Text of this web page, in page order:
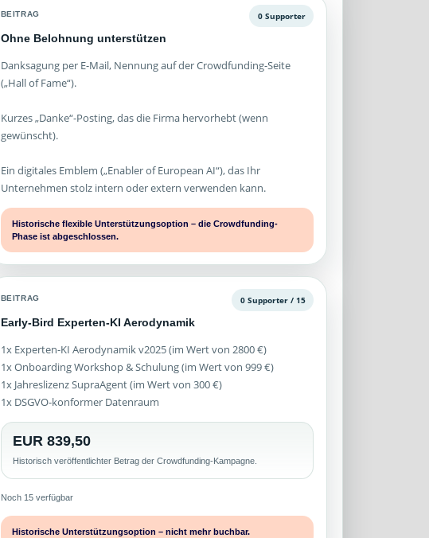
BEITRAG
Ohne Belohnung unterstützen
0 Supporter
Danksagung per E-Mail, Nennung auf der Crowdfunding-Seite
(„Hall of Fame“).
Kurzes „Danke“-Posting, das die Firma hervorhebt (wenn
gewünscht).
Ein digitales Emblem („Enabler of European AI“), das Ihr
Unternehmen stolz intern oder extern verwenden kann.
Historische flexible Unterstützungsoption – die Crowdfunding-
Phase ist abgeschlossen.
BEITRAG
Early-Bird Experten-KI Aerodynamik
0 Supporter / 15
1x Experten-KI Aerodynamik v2025 (im Wert von 2800 €)
1x Onboarding Workshop & Schulung (im Wert von 999 €)
1x Jahreslizenz SupraAgent (im Wert von 300 €)
1x DSGVO-konformer Datenraum
EUR 839,50
Historisch veröffentlichter Betrag der Crowdfunding-Kampagne.
Noch 15 verfügbar
Historische Unterstützungsoption – nicht mehr buchbar.